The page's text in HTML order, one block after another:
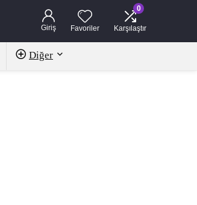
Giriş Favoriler
0
Karşılaştır
Diğer